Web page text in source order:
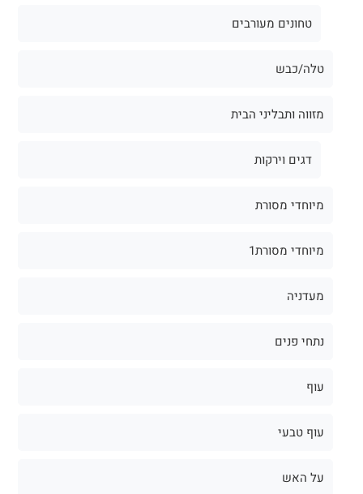
טחונים מעורבים
טלה/כבש
מזווה ותבליני הבית
דגים וירקות
מיוחדי מסורת
מיוחדי מסורת1
מעדניה
נתחי פנים
עוף
עוף טבעי
על האש